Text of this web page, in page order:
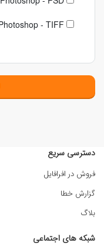
Adobe Photoshop - TIFF
دسترسی سریع
فروش در افرافایل
گزارش خطا
بلاگ
شبکه های اجتماعی